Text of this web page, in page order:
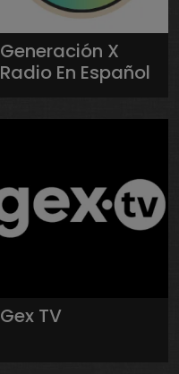
Generación X
Radio En Español
Gex TV